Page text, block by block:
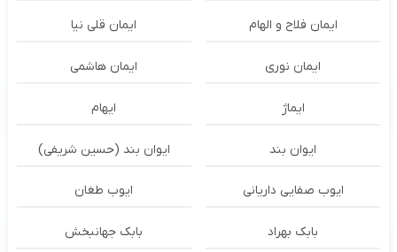
ایمان فلاح و الهام ایمان قلی نیا
ایمان نوری ایمان هاشمی
ایماژ ایهام
ایوان بند ایوان بند (حسین شریفی)
ایوب صفایی داریانی ایوب طغان
بابک بهراد بابک جهانبخش